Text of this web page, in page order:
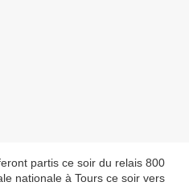
partis ce soir du relais 800
nationale à Tours ce soir vers